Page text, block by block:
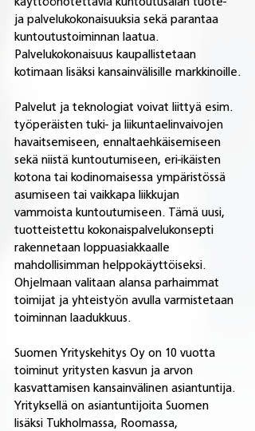
käyttöönotettavia kuntoutusalan tuote-
ja palvelukokonaisuuksia sekä parantaa
kuntoutustoiminnan laatua.
Palvelukokonaisuus kaupallistetaan
kotimaan lisäksi kansainvälisille markkinoille.
Palvelut ja teknologiat voivat liittyä esim.
työperäisten tuki- ja liikuntaelinvaivojen
havaitsemiseen, ennaltaehkäisemiseen
sekä niistä kuntoutumiseen, eri-ikäisten
kotona tai kodinomaisessa ympäristössä
asumiseen tai vaikkapa liikkujan
vammoista kuntoutumiseen. Tämä uusi,
tuotteistettu kokonaispalvelukonsepti
rakennetaan loppuasiakkaalle
mahdollisimman helppokäyttöiseksi.
Ohjelmaan valitaan alansa parhaimmat
toimijat ja yhteistyön avulla varmistetaan
toiminnan laadukkuus.
Suomen Yrityskehitys Oy on 10 vuotta
toiminut yritysten kasvun ja arvon
kasvattamisen kansainvälinen asiantuntija.
Yrityksellä on asiantuntijoita Suomen
lisäksi Tukholmassa, Roomassa,